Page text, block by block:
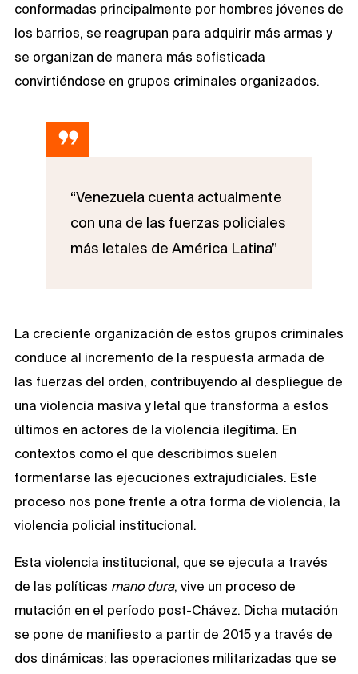
conformadas principalmente por hombres jóvenes de
los barrios, se reagrupan para adquirir más armas y
se organizan de manera más sofisticada
convirtiéndose en grupos criminales organizados.
“Venezuela cuenta actualmente
con una de las fuerzas policiales
más letales de América Latina”
La creciente organización de estos grupos criminales
conduce al incremento de la respuesta armada de
las fuerzas del orden, contribuyendo al despliegue de
una violencia masiva y letal que transforma a estos
últimos en actores de la violencia ilegítima. En
contextos como el que describimos suelen
formentarse las ejecuciones extrajudiciales. Este
proceso nos pone frente a otra forma de violencia, la
violencia policial institucional.
Esta violencia institucional, que se ejecuta a través
de las políticas mano dura, vive un proceso de
mutación en el período post-Chávez. Dicha mutación
se pone de manifiesto a partir de 2015 y a través de
dos dinámicas: las operaciones militarizadas que se